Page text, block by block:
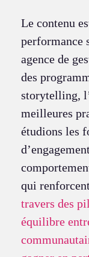
Le contenu
performance
agence de
des
storytelling,
meilleures
étudions les
qui
travers des
équilibre